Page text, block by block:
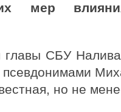
мер
главы СБУ
но не